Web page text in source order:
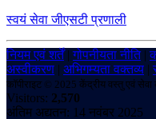
स्वयं सेवा जीएसटी प्रणाली
नियम एवं शर्तें|गोपनीयता नीति|
अस्वीकरण | अभिगम्यता वक्तव्य |
कॉपीराइट © 2025 केंद्रीय वस्तु एवं
Visitors: 2,570
अंतिम अद्यतन: 14 नवंबर 2025